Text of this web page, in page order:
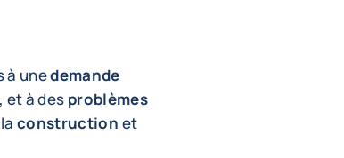
à unedemande
, et à des problèmes
laconstruction et